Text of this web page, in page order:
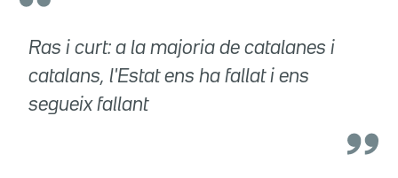
Ras i curt: a la majoria de catalanes i
catalans, l'Estat ens ha fallat i ens
segueix fallant